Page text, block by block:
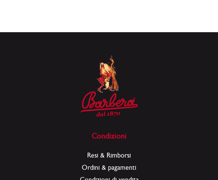
Condizioni
Resi & Rimborsi
Ordini & pagamenti